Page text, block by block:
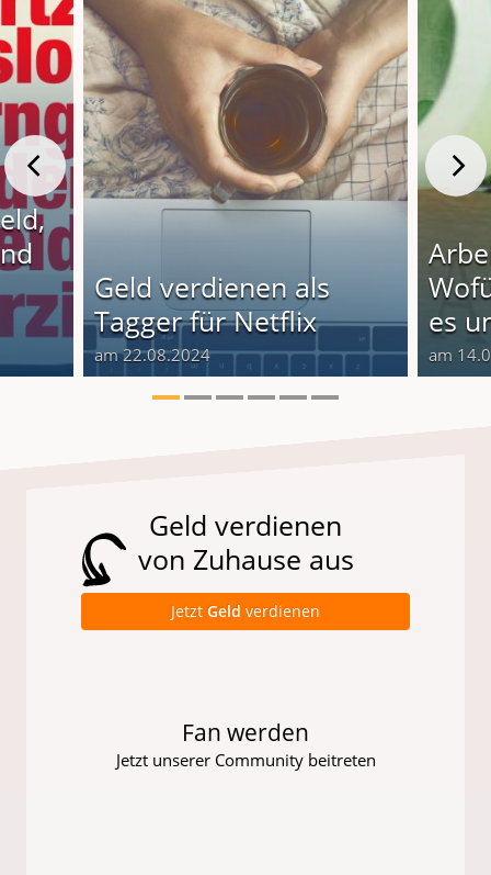
Geld verdienen als
Tagger für Netflix
am 22.08.2024
es
am
Geld verdienen
von Zuhause aus
Jetzt Geld verdienen
Fan werden
Jetzt unserer Community beitreten